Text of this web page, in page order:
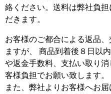
絡ください。送料は弊社負
だきます。
お客様のご都合による返品
ますが、
商品到着後８日以
や返金手数料、支払い取り
客様負担でお願い致します。
また、弊社よりお客様へお